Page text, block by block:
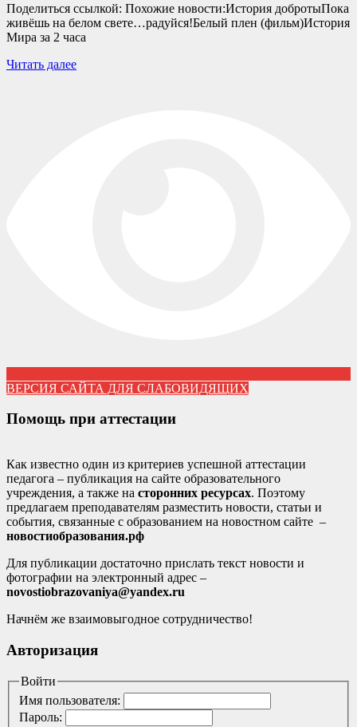
Поделиться ссылкой: Похожие новости:История добротыПока
живёшь на белом свете…радуйся!Белый плен (фильм)История
Мира за 2 часа
Читать далее
ВЕРСИЯ САЙТА ДЛЯ СЛАБОВИДЯЩИХ
Помощь при аттестации
Как известно один из критериев успешной аттестации
педагога – публикация на сайте образовательного
учреждения, а также на сторонних ресурсах. Поэтому
предлагаем преподавателям разместить новости, статьи и
события, связанные с образованием на новостном сайте –
новостиобразования.рф
Для публикации достаточно прислать текст новости и
фотографии на электронный адрес –
novostiobrazovaniya@yandex.ru
Начнём же взаимовыгодное сотрудничество!
Авторизация
Войти
Имя пользователя:
Пароль: